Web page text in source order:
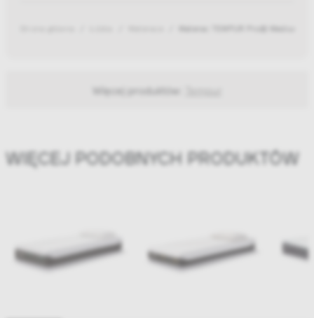
Więcej produktów:
WIĘCEJ PODOBNYCH PRODUKTÓW